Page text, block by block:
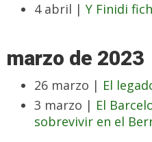
4 abril | Y Finidi
marzo de 2023
26 marzo | El
3 marzo | El
sobrevivir en el